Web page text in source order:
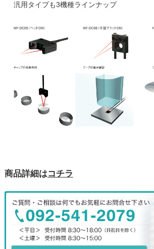
汎用タイプも3機種ラインナップ
商品詳細はコチラ